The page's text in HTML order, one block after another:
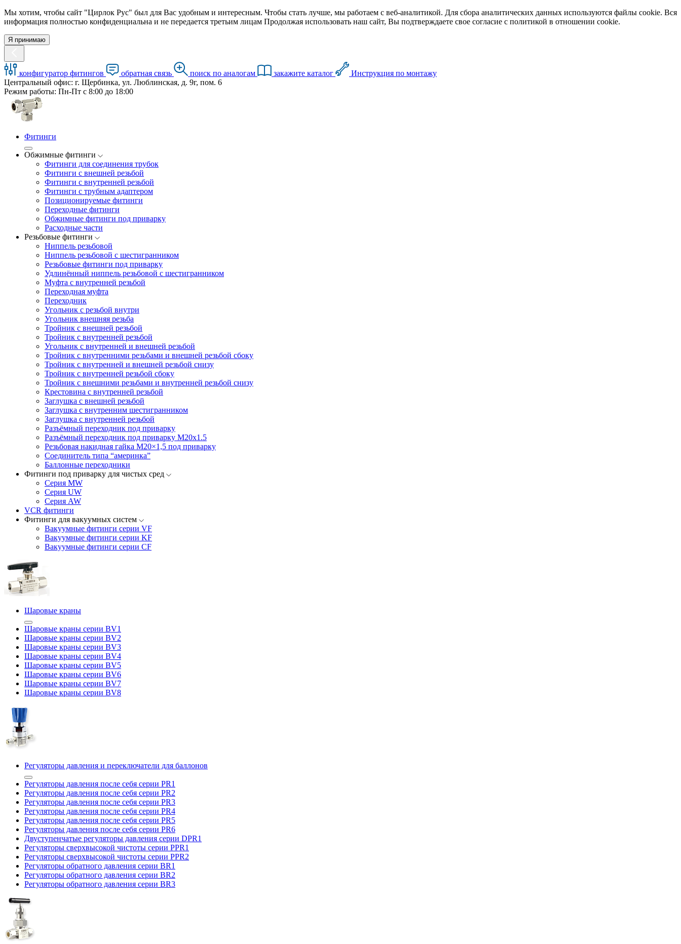
Мы хотим, чтобы сайт "Цирлок Рус" был для Вас удобным и интересным. Чтобы стать лучше, мы работаем с веб-аналитикой. Для сбора аналитических данных используются файлы cookie. Вся
информация полностью конфиденциальна и не передается третьим лицам Продолжая использовать наш сайт, Вы подтверждаете свое согласие с политикой в отношении cookie.
Я принимаю
конфигуратор фитингов обратная связь поиск по аналогам закажите каталог
Инструкция по монтажу
Центральный офис: г. Щербинка, ул. Люблинская, д. 9г, пом. 6
Режим работы: Пн-Пт с 8:00 до 18:00
Фитинги
Обжимные фитинги
Фитинги для соединения трубок
Фитинги с внешней резьбой
Фитинги с внутренней резьбой
Фитинги с трубным адаптером
Позиционируемые фитинги
Переходные фитинги
Обжимные фитинги под приварку
Расходные части
Резьбовые фитинги
Ниппель резьбовой
Ниппель резьбовой с шестигранником
Резьбовые фитинги под приварку
Удлинённый ниппель резьбовой с шестигранником
Муфта с внутренней резьбой
Переходная муфта
Переходник
Угольник с резьбой внутри
Угольник внешняя резьба
Тройник с внешней резьбой
Тройник с внутренней резьбой
Угольник с внутренней и внешней резьбой
Тройник с внутренними резьбами и внешней резьбой сбоку
Тройник с внутренней и внешней резьбой снизу
Тройник с внутренней резьбой сбоку
Тройник с внешними резьбами и внутренней резьбой снизу
Крестовина с внутренней резьбой
Заглушка с внешней резьбой
Заглушка с внутренним шестигранником
Заглушка с внутренней резьбой
Разъёмный переходник под приварку
Разъёмный переходник под приварку М20х1.5
Резьбовая накидная гайка M20×1,5 под приварку
Соединитель типа “америнка”
Баллонные переходники
Фитинги под приварку для чистых сред
Серия MW
Серия UW
Серия AW
VCR фитинги
Фитинги для вакуумных систем
Вакуумные фитинги серии VF
Вакуумные фитинги серии KF
Вакуумные фитинги серии CF
Шаровые краны
Шаровые краны серии BV1
Шаровые краны серии BV2
Шаровые краны серии BV3
Шаровые краны серии BV4
Шаровые краны серии BV5
Шаровые краны серии BV6
Шаровые краны серии BV7
Шаровые краны серии BV8
Регуляторы давления и переключатели для баллонов
Регуляторы давления после себя серии PR1
Регуляторы давления после себя серии PR2
Регуляторы давления после себя серии PR3
Регуляторы давления после себя серии PR4
Регуляторы давления после себя серии PR5
Регуляторы давления после себя серии PR6
Двуступенчатые регуляторы давления серии DPR1
Регуляторы сверхвысокой чистоты серии PPR1
Регуляторы сверхвысокой чистоты серии PPR2
Регуляторы обратного давления серии BR1
Регуляторы обратного давления серии BR2
Регуляторы обратного давления серии BR3